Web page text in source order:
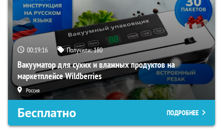
00:19:15 Получили:180
Вакууматор для сухих и влажных продуктов на
маркетплейсе Wildberries
Россия
Бесплатно ПОДРОБНЕЕ